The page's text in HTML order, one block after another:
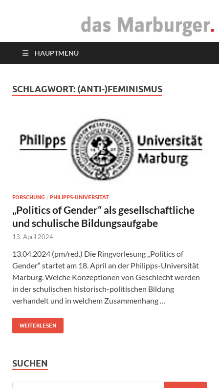
das Marburger.
HAUPTMENÜ
SCHLAGWORT: (ANTI-)FEMINISMUS
FORSCHUNG / PHILIPPS-UNIVERSITÄT
„Politics of Gender“ als gesellschaftliche
und schulische Bildungsaufgabe
13. April 2024
13.04.2024 (pm/red.) Die Ringvorlesung „Politics of
Gender“ startet am 18. April an der Philipps-Universität
Marburg. Welche Konzeptionen von Geschlecht werden
in der schulischen historisch-politischen Bildung
verhandelt und in welchem Zusammenhang …
WEITERLESEN
SUCHEN